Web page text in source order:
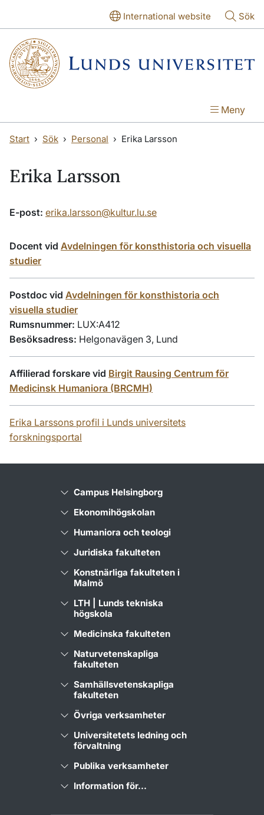
International website Sök
Meny
Start Sök Personal Erika Larsson
Erika Larsson
E-post: erika.larsson@kultur.lu.se
Docent vid Avdelningen för konsthistoria och visuella
studier
Postdoc vid Avdelningen för konsthistoria och
visuella studier
Rumsnummer: LUX:A412
Besöksadress: Helgonavägen 3, Lund
Affilierad forskare vid Birgit Rausing Centrum för
Medicinsk Humaniora (BRCMH)
Erika Larssons profil i Lunds universitets
forskningsportal
Campus Helsingborg
Ekonomihögskolan
Humaniora och teologi
Juridiska fakulteten
Konstnärliga fakulteten i
Malmö
LTH | Lunds tekniska
högskola
Medicinska fakulteten
Naturvetenskapliga
fakulteten
Samhällsvetenskapliga
fakulteten
Övriga verksamheter
Universitetets ledning och
förvaltning
Publika verksamheter
Information för...